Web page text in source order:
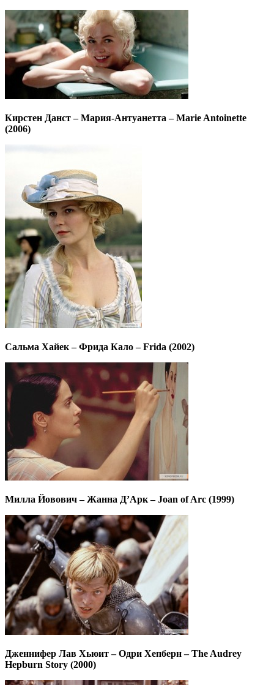
Кирстен Данст – Мария-Антуанетта – Marie Antoinette
(2006)
Сальма Хайек – Фрида Кало – Frida (2002)
Милла Йовович – Жанна Д’Арк – Joan of Arc (1999)
Дженнифер Лав Хьюит – Одри Хепберн – The Audrey
Hepburn Story (2000)